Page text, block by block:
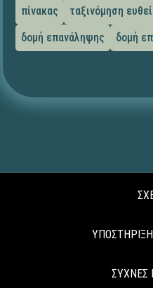
πίνακας
ταξινόμηση
δομή επανάληψης
δομή
ΣΥΧΝΕΣ